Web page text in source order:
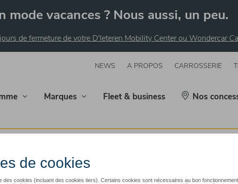
mode vacances ? Nous aussi, un peu.
de fermeture de votre D'Ieteren Mobility Center ou Wondercar
NEWS A PROPOS CARROSSERIE
Marques Fleet & business Nos
Please ensure this exists.